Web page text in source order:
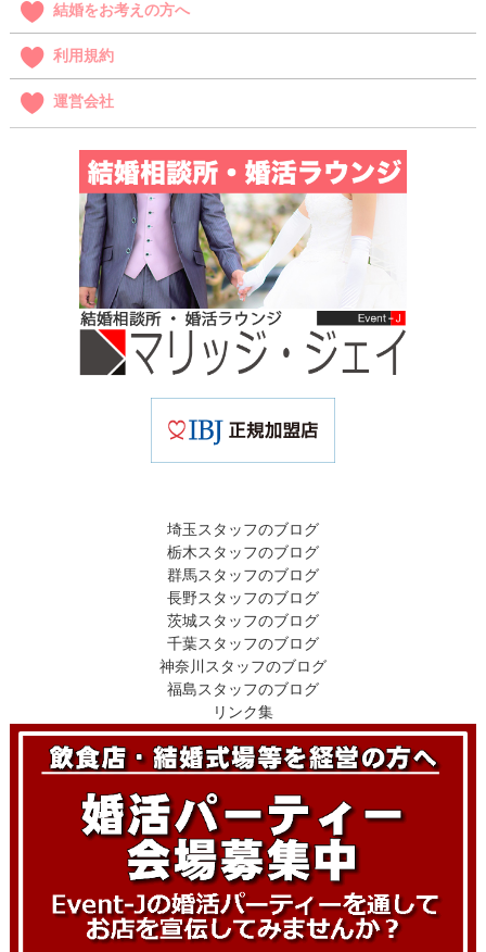
結婚をお考えの方へ
利用規約
運営会社
埼玉スタッフのブログ
栃木スタッフのブログ
群馬スタッフのブログ
長野スタッフのブログ
茨城スタッフのブログ
千葉スタッフのブログ
神奈川スタッフのブログ
福島スタッフのブログ
リンク集